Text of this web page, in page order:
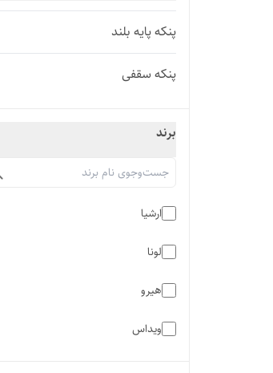
پنکه پایه بلند
پنکه سقفی
برند
ارشیا
لونا
هیرو
ویداس